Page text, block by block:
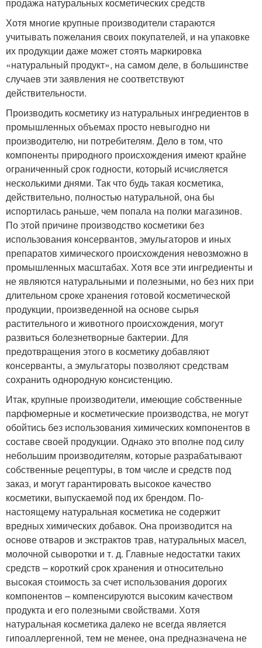
Хотя многие крупные производители стараются
учитывать пожелания своих покупателей, и на упаковке
их продукции даже может стоять маркировка
«натуральный продукт», на самом деле, в большинстве
случаев эти заявления не соответствуют
действительности.
Производить косметику из натуральных ингредиентов в
промышленных объемах просто невыгодно ни
производителю, ни потребителям. Дело в том, что
компоненты природного происхождения имеют крайне
ограниченный срок годности, который исчисляется
несколькими днями. Так что будь такая косметика,
действительно, полностью натуральной, она бы
испортилась раньше, чем попала на полки магазинов.
По этой причине производство косметики без
использования консервантов, эмульгаторов и иных
препаратов химического происхождения невозможно в
промышленных масштабах. Хотя все эти ингредиенты и
не являются натуральными и полезными, но без них при
длительном сроке хранения готовой косметической
продукции, произведенной на основе сырья
растительного и животного происхождения, могут
развиться болезнетворные бактерии. Для
предотвращения этого в косметику добавляют
консерванты, а эмульгаторы позволяют средствам
сохранить однородную консистенцию.
Итак, крупные производители, имеющие собственные
парфюмерные и косметические производства, не могут
обойтись без использования химических компонентов в
составе своей продукции. Однако это вполне под силу
небольшим производителям, которые разрабатывают
собственные рецептуры, в том числе и средств под
заказ, и могут гарантировать высокое качество
косметики, выпускаемой под их брендом. По-
настоящему натуральная косметика не содержит
вредных химических добавок. Она производится на
основе отваров и экстрактов трав, натуральных масел,
молочной сыворотки и т. д. Главные недостатки таких
средств – короткий срок хранения и относительно
высокая стоимость за счет использования дорогих
компонентов – компенсируются высоким качеством
продукта и его полезными свойствами. Хотя
натуральная косметика далеко не всегда является
гипоаллергенной, тем не менее, она предназначена не